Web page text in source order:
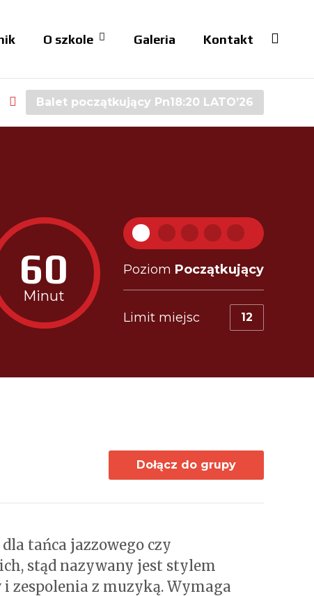
O szkole Galeria Kontakt
Balet początkujący Pn18:20 LATO’26
60
Minut
Poziom Początkujący
Limit miejsc 12
Dołącz do grupy
tańca jazzowego czy
stąd nazywany jest stylem
zespolenia z muzyką. Wymaga